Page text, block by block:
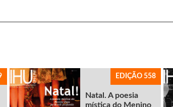
EDIÇÃO 558
Natal. A poesia
mística do Menino